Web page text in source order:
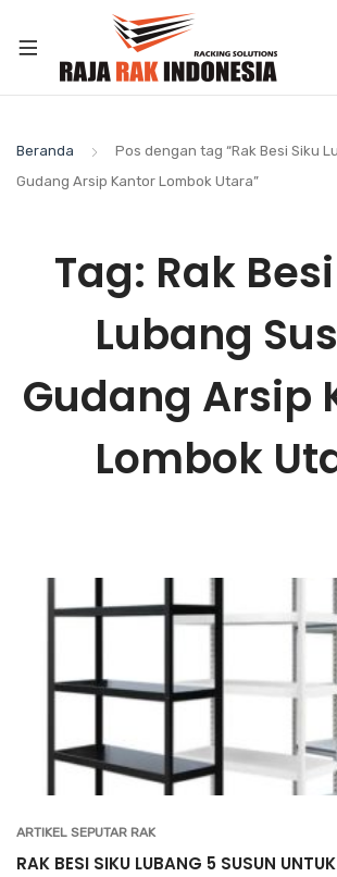
Beranda
Pos dengan tag “Rak Besi Siku
Gudang Arsip Kantor Lombok Utara”
Tag: Rak
Lubang
Gudang Arsip
Lombok
ARTIKEL SEPUTAR RAK
RAK BESI SIKU LUBANG 5 SUSUN